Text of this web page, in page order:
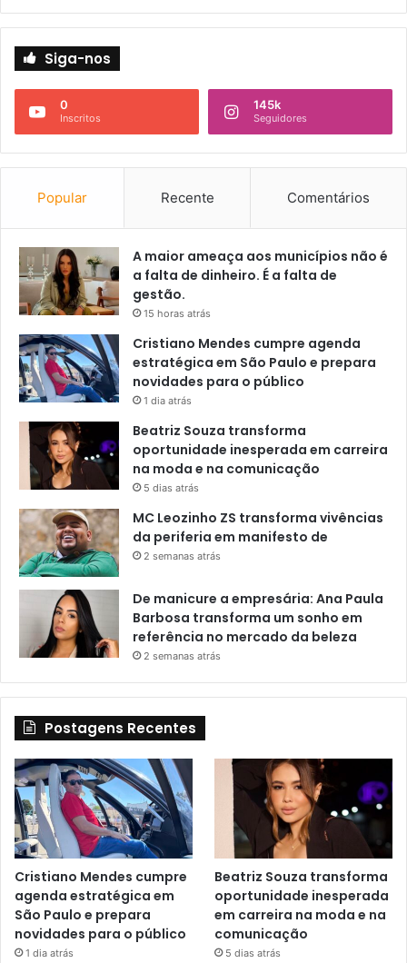
Siga-nos
0
Inscritos
145k
Seguidores
Popular Recente Comentários
A maior ameaça aos municípios não é
a falta de dinheiro. É a falta de
gestão.
15 horas atrás
Cristiano Mendes cumpre agenda
estratégica em São Paulo e prepara
novidades para o público
1 dia atrás
Beatriz Souza transforma
oportunidade inesperada em carreira
na moda e na comunicação
5 dias atrás
MC Leozinho ZS transforma vivências
da periferia em manifesto de
2 semanas atrás
De manicure a empresária: Ana Paula
Barbosa transforma um sonho em
referência no mercado da beleza
2 semanas atrás
Postagens Recentes
Cristiano Mendes cumpre
agenda estratégica em
São Paulo e prepara
novidades para o público
1 dia atrás
Beatriz Souza transforma
oportunidade inesperada
em carreira na moda e na
comunicação
5 dias atrás